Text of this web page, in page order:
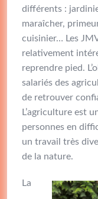
différents :
maraîcher,
cuisinier… Les
relativement
reprendre pied.
salariés des
de retrouver
L’agriculture est
personnes en
un travail très
de la nature.
La